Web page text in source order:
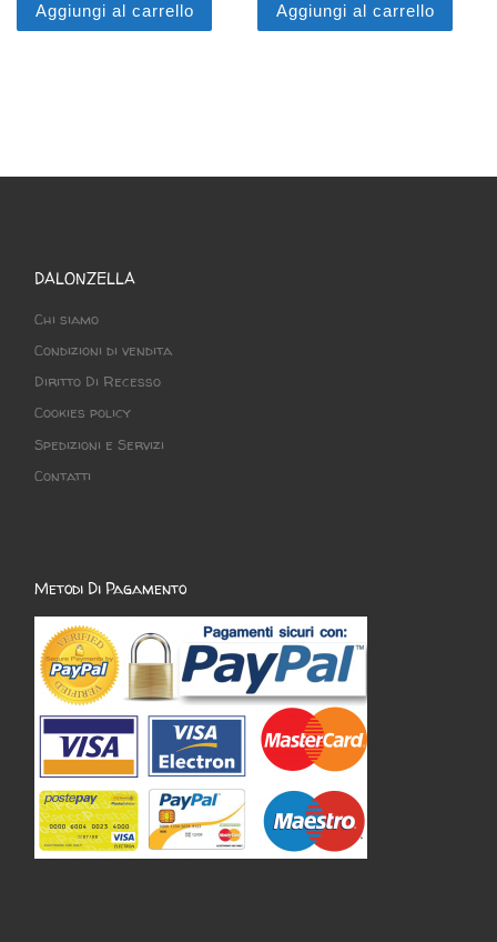
Aggiungi al carrello Aggiungi al carrello
DALONZELLA
Chi siamo
Condizioni di vendita
Diritto Di Recesso
Cookies policy
Spedizioni e Servizi
Contatti
Metodi Di Pagamento